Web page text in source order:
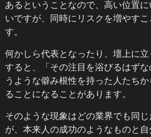
あるということなので、高い位置
いですが、同時にリスクを増やすこ
す。
何かしら代表となったり、壇上に立
すると、「その注目を浴びるはず
うような僻み根性を持った人たち
ることになることがあります。
そのような現象はどの業界でも同
が、本来人の成功のようなものと